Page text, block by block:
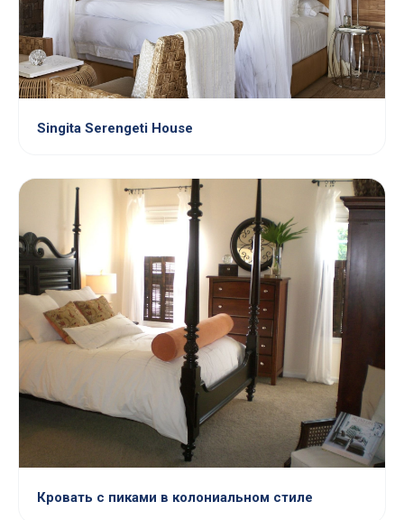
Singita Serengeti House
Кровать с пиками в колониальном стиле